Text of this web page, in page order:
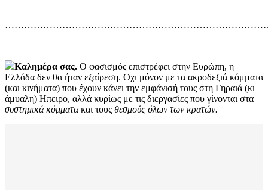
Καλημέρα σας. Ο φασισμός επιστρέφει στην Ευρώπη, η
Ελλάδα δεν θα ήταν εξαίρεση. Οχι μόνον με τα ακροδεξιά κόμματα
(και κινήματα) που έχουν κάνει την εμφάνισή τους στη Γηραιά (κι
άμυαλη) Ηπειρο, αλλά κυρίως με τις διεργασίες που γίνονται στα
συστημικά κόμματακαι τους θεσμούς όλων των κρατών.